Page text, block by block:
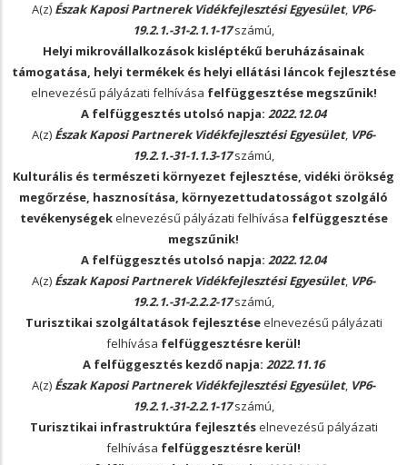
A(z) Észak Kaposi Partnerek Vidékfejlesztési Egyesület, VP6-
19.2.1.-31-2.1.1-17számú,
Helyi mikrovállalkozások kisléptékű beruházásainak
támogatása, helyi termékek és helyi ellátási láncok fejlesztése
elnevezésű pályázati felhívása felfüggesztése megszűnik!
A felfüggesztés utolsó napja: 2022.12.04
A(z) Észak Kaposi Partnerek Vidékfejlesztési Egyesület, VP6-
19.2.1.-31-1.1.3-17számú,
Kulturális és természeti környezet fejlesztése, vidéki örökség
megőrzése, hasznosítása, környezettudatosságot szolgáló
tevékenységekelnevezésű pályázati felhívása felfüggesztése
megszűnik!
A felfüggesztés utolsó napja: 2022.12.04
A(z) Észak Kaposi Partnerek Vidékfejlesztési Egyesület, VP6-
19.2.1.-31-2.2.2-17számú,
Turisztikai szolgáltatások fejlesztéseelnevezésű pályázati
felhívása felfüggesztésre kerül!
A felfüggesztés kezdő napja: 2022.11.16
A(z) Észak Kaposi Partnerek Vidékfejlesztési Egyesület, VP6-
19.2.1.-31-2.2.1-17számú,
Turisztikai infrastruktúra fejlesztéselnevezésű pályázati
felhívása felfüggesztésre kerül!